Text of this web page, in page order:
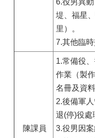
6.役男異
堤、福星
里）。
7.其他臨時
陳課員
1.常備役
作業（製
名冊及資料
2.後備軍
退(停)役處
3.役男因案